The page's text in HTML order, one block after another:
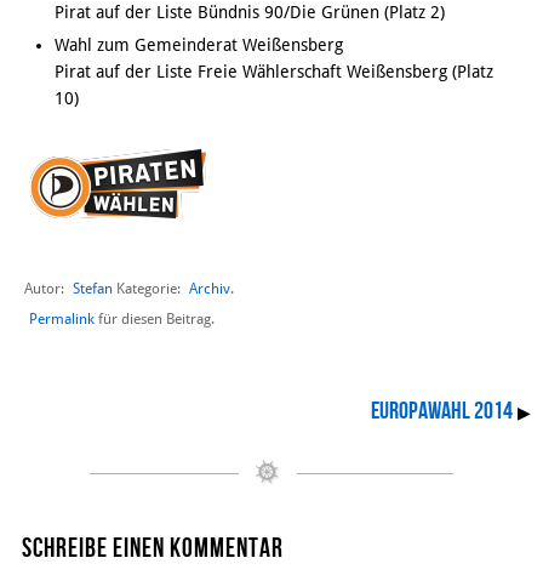
Pirat auf der Liste Bündnis 90/Die Grünen (Platz 2)
Wahl zum Gemeinderat Weißensberg
Pirat auf der Liste Freie Wählerschaft Weißensberg (Platz
10)
Autor: Stefan Kategorie: Archiv.
Permalink für diesen Beitrag.
Europawahl 2014 ▶
Schreibe einen Kommentar